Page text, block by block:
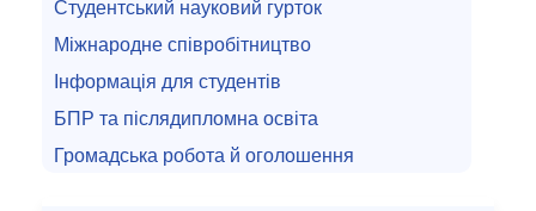
Студентський науковий гурток
Міжнародне співробітництво
Інформація для студентів
БПР та післядипломна освіта
Громадська робота й оголошення